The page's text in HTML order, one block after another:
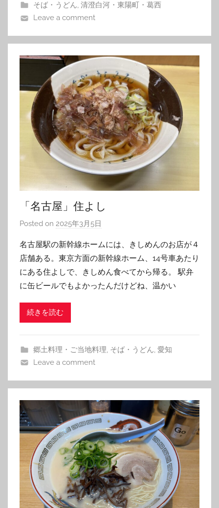
そば・うどん, 清澄白河・東陽町・葛西
Leave a comment
「名古屋」住よし
Posted on 2025年3月5日
T
o
m
名古屋駅の新幹線ホームには、きしめんのお店が４
店舗ある。東京方面の新幹線ホーム、14号車あたり
にある住よしで、きしめん食べてから帰る。 駅弁
に缶ビールでもよかったんだけどね、温かい
続きを読む
郷土料理・ご当地料理 そば・うどん 愛知
Leave a comment